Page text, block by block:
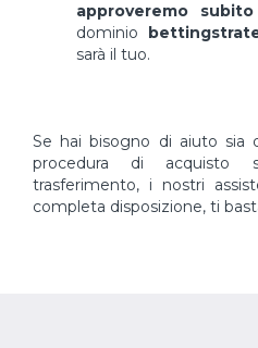
approveremo
dominio
sarà il tuo.
Se hai bisogno di aiuto sia
procedura di acquisto
trasferimento, i nostri
completa disposizione, ti